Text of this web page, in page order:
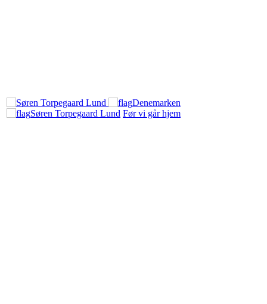
Denemarken
Søren Torpegaard Lund Før vi går hjem